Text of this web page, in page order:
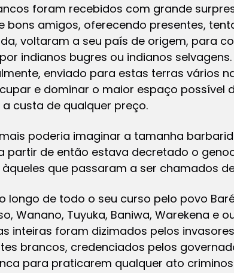
foram recebidos com grande
bons amigos, oferecendo presentes,
voltaram a seu país de origem, para
indianos bugres ou indianos
enviado para estas terras vários
e dominar o maior espaço possível
custa de qualquer preço.
poderia imaginar a tamanha
partir de então estava decretado o
que passaram a ser chamados
longo de todo o seu curso pelo povo
Wanano, Tuyuka, Baniwa, Warekena e
inteiras foram dizimados pelos
brancos, credenciados pelos
para praticarem qualquer ato